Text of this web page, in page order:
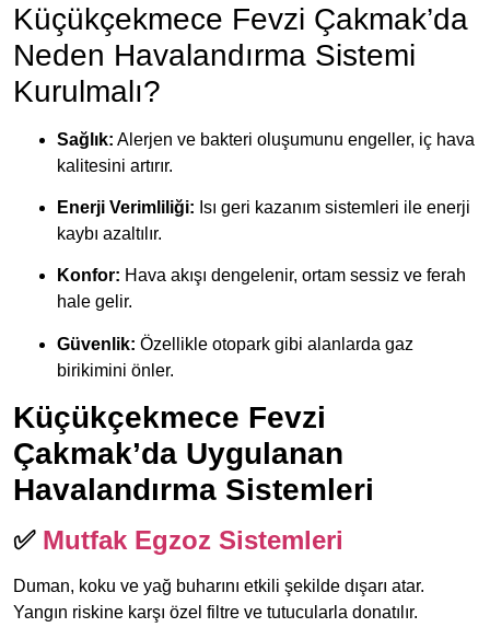
Küçükçekmece Fevzi Çakmak’da
Neden Havalandırma Sistemi
Kurulmalı?
Sağlık: Alerjen ve bakteri oluşumunu engeller, iç hava
kalitesini artırır.
Enerji Verimliliği: Isı geri kazanım sistemleri ile enerji
kaybı azaltılır.
Konfor: Hava akışı dengelenir, ortam sessiz ve ferah
hale gelir.
Güvenlik: Özellikle otopark gibi alanlarda gaz
birikimini önler.
Küçükçekmece Fevzi
Çakmak’da Uygulanan
Havalandırma Sistemleri
✅ Mutfak Egzoz Sistemleri
Duman, koku ve yağ buharını etkili şekilde dışarı atar.
Yangın riskine karşı özel filtre ve tutucularla donatılır.